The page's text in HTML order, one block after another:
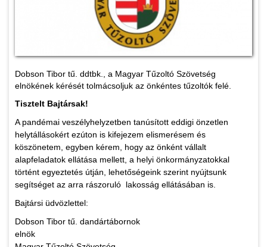
Dobson Tibor tű. ddtbk., a Magyar Tűzoltó Szövetség
elnökének kérését tolmácsoljuk az önkéntes tűzoltók felé.
Tisztelt Bajtársak!
A pandémai veszélyhelyzetben tanúsított eddigi önzetlen
helytállásokért ezúton is kifejezem elismerésem és
köszönetem, egyben kérem, hogy az önként vállalt
alapfeladatok ellátása mellett, a helyi önkormányzatokkal
történt egyeztetés útján, lehetőségeink szerint nyújtsunk
segítséget az arra rászoruló lakosság ellátásában is.
Bajtársi üdvözlettel:
Dobson Tibor tű. dandártábornok
elnök